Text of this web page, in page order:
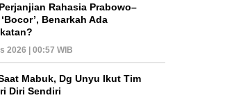
Rahasia Prabowo–
Benarkah Ada
2026 | 00:57 WIB
Mabuk, Dg Unyu Ikut Tim
Diri Sendiri